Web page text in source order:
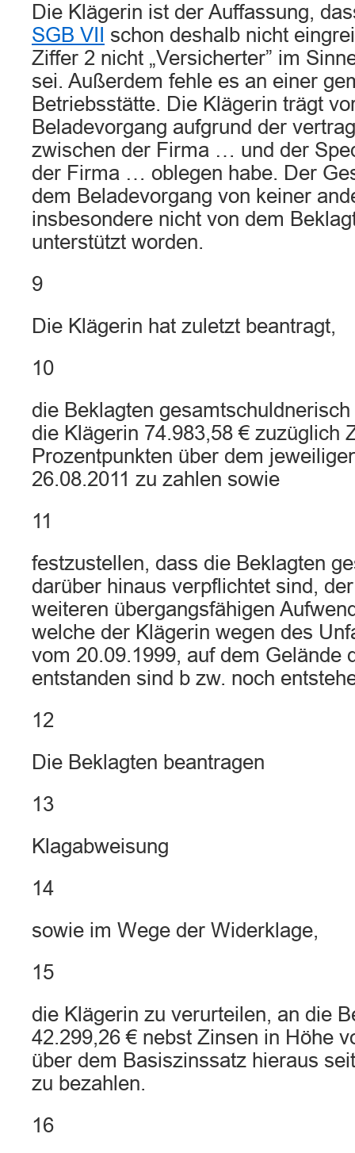
Die Klägerin ist der Auffassung,
SGB VII
schon deshalb nicht
Ziffer 2 nicht „Versicherter” im
sei. Außerdem fehle es an einer
Betriebsstätte. Die Klägerin trägt
Beladevorgang aufgrund der
zwischen der Firma … und der
der Firma … oblegen habe. Der
dem Beladevorgang von keiner
insbesondere nicht von dem
unterstützt worden.
9
Die Klägerin hat zuletzt beantragt,
10
die Beklagten
die Klägerin 74.983,58 € zuzüglich
Prozentpunkten über dem
26.08.2011 zu zahlen sowie
11
festzustellen, dass die Beklagten
darüber hinaus verpflichtet sind,
weiteren übergangsfähigen
welche der Klägerin wegen des
vom 20.09.1999, auf dem
entstanden sind b zw. noch
12
Die Beklagten beantragen
13
Klagabweisung
14
sowie im Wege der Widerklage,
15
die Klägerin zu verurteilen, an die
42.299,26 € nebst Zinsen in Höhe
über dem Basiszinssatz hieraus
zu bezahlen.
16